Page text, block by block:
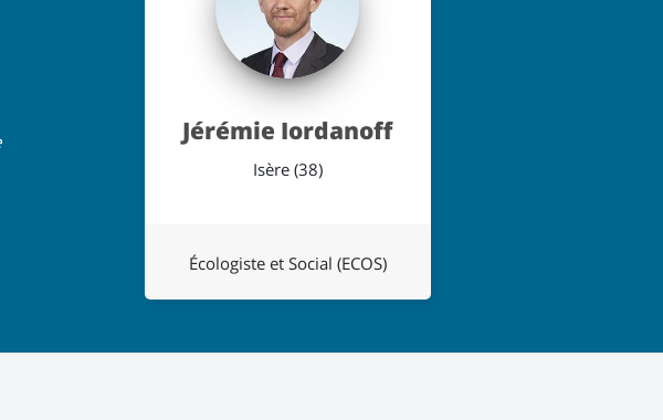
Jérémie Iordanoff
Isère (38)
Écologiste et Social (ECOS)